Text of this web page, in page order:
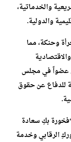
والخدماتية،
والدولية.
وحنكة، مما
عضواً في مجلس
للدفاع عن حقوق
بكِ سعادة
الرقابي وخدمة